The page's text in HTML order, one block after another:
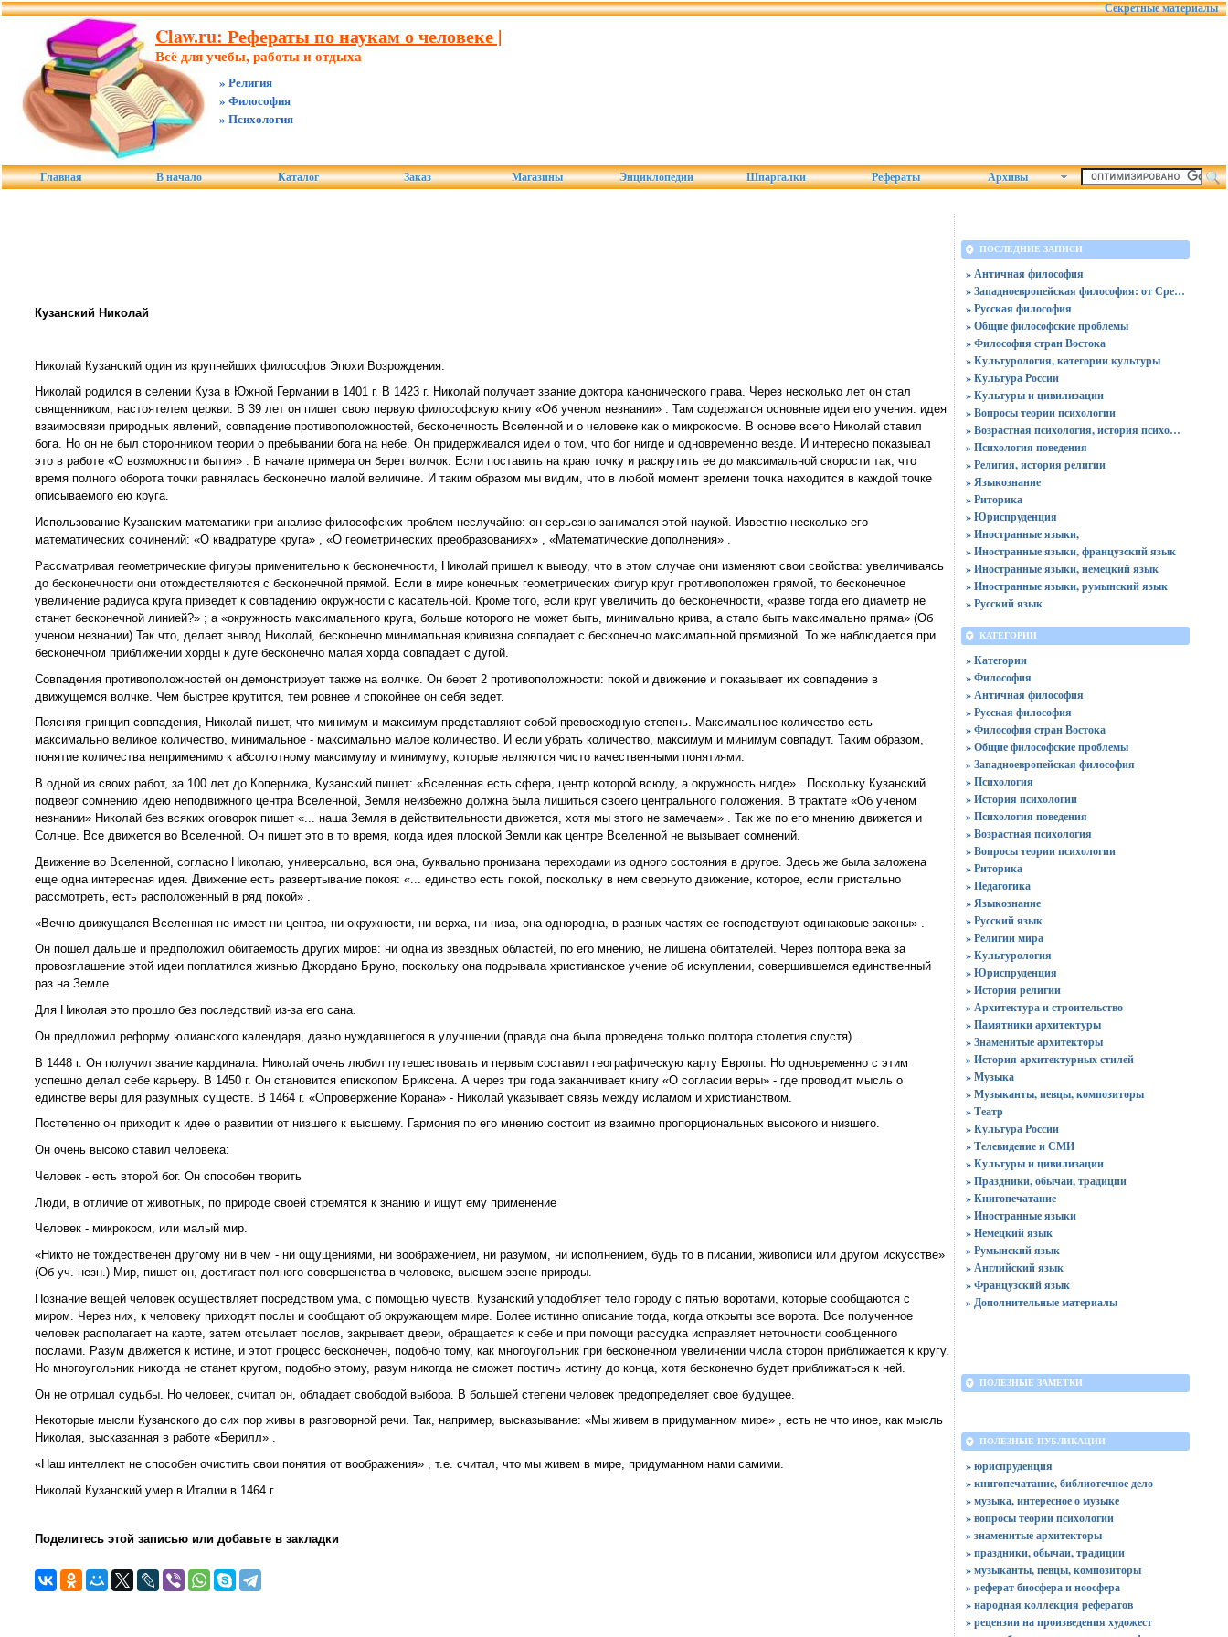
Секретные материалы
Claw.ru: Рефераты по наукам о человеке |
Всё для учебы, работы и отдыха
» Религия
» Философия
» Психология
Главная В начало Каталог Заказ Магазины Энциклопедии Шпаргалки Рефераты Архивы
Кузанский Николай
Николай Кузанский один из крупнейших философов Эпохи Возрождения.
Николай родился в селении Куза в Южной Германии в 1401 г. В 1423 г. Николай получает звание доктора канонического права. Через несколько лет он стал
священником, настоятелем церкви. В 39 лет он пишет свою первую философскую книгу «Об ученом незнании» . Там содержатся основные идеи его учения: идея
взаимосвязи природных явлений, совпадение противоположностей, бесконечность Вселенной и о человеке как о микрокосме. В основе всего Николай ставил
бога. Но он не был сторонником теории о пребывании бога на небе. Он придерживался идеи о том, что бог нигде и одновременно везде. И интересно показывал
это в работе «О возможности бытия» . В начале примера он берет волчок. Если поставить на краю точку и раскрутить ее до максимальной скорости так, что
время полного оборота точки равнялась бесконечно малой величине. И таким образом мы видим, что в любой момент времени точка находится в каждой точке
описываемого ею круга.
Использование Кузанским математики при анализе философских проблем неслучайно: он серьезно занимался этой наукой. Известно несколько его
математических сочинений: «О квадратуре круга» , «О геометрических преобразованиях» , «Математические дополнения» .
Рассматривая геометрические фигуры применительно к бесконечности, Николай пришел к выводу, что в этом случае они изменяют свои свойства: увеличиваясь
до бесконечности они отождествляются с бесконечной прямой. Если в мире конечных геометрических фигур круг противоположен прямой, то бесконечное
увеличение радиуса круга приведет к совпадению окружности с касательной. Кроме того, если круг увеличить до бесконечности, «разве тогда его диаметр не
станет бесконечной линией?» ; а «окружность максимального круга, больше которого не может быть, минимально крива, а стало быть максимально пряма» (Об
ученом незнании) Так что, делает вывод Николай, бесконечно минимальная кривизна совпадает с бесконечно максимальной прямизной. То же наблюдается при
бесконечном приближении хорды к дуге бесконечно малая хорда совпадает с дугой.
Совпадения противоположностей он демонстрирует также на волчке. Он берет 2 противоположности: покой и движение и показывает их совпадение в
движущемся волчке. Чем быстрее крутится, тем ровнее и спокойнее он себя ведет.
Поясняя принцип совпадения, Николай пишет, что минимум и максимум представляют собой превосходную степень. Максимальное количество есть
максимально великое количество, минимальное - максимально малое количество. И если убрать количество, максимум и минимум совпадут. Таким образом,
понятие количества неприменимо к абсолютному максимуму и минимуму, которые являются чисто качественными понятиями.
В одной из своих работ, за 100 лет до Коперника, Кузанский пишет: «Вселенная есть сфера, центр которой всюду, а окружность нигде» . Поскольку Кузанский
подверг сомнению идею неподвижного центра Вселенной, Земля неизбежно должна была лишиться своего центрального положения. В трактате «Об ученом
незнании» Николай без всяких оговорок пишет «... наша Земля в действительности движется, хотя мы этого не замечаем» . Так же по его мнению движется и
Солнце. Все движется во Вселенной. Он пишет это в то время, когда идея плоской Земли как центре Вселенной не вызывает сомнений.
Движение во Вселенной, согласно Николаю, универсально, вся она, буквально пронизана переходами из одного состояния в другое. Здесь же была заложена
еще одна интересная идея. Движение есть развертывание покоя: «... единство есть покой, поскольку в нем свернуто движение, которое, если пристально
рассмотреть, есть расположенный в ряд покой» .
«Вечно движущаяся Вселенная не имеет ни центра, ни окружности, ни верха, ни низа, она однородна, в разных частях ее господствуют одинаковые законы» .
Он пошел дальше и предположил обитаемость других миров: ни одна из звездных областей, по его мнению, не лишена обитателей. Через полтора века за
провозглашение этой идеи поплатился жизнью Джордано Бруно, поскольку она подрывала христианское учение об искуплении, совершившемся единственный
раз на Земле.
Для Николая это прошло без последствий из-за его сана.
Он предложил реформу юлианского календаря, давно нуждавшегося в улучшении (правда она была проведена только полтора столетия спустя) .
В 1448 г. Он получил звание кардинала. Николай очень любил путешествовать и первым составил географическую карту Европы. Но одновременно с этим
успешно делал себе карьеру. В 1450 г. Он становится епископом Бриксена. А через три года заканчивает книгу «О согласии веры» - где проводит мысль о
единстве веры для разумных существ. В 1464 г. «Опровержение Корана» - Николай указывает связь между исламом и христианством.
Постепенно он приходит к идее о развитии от низшего к высшему. Гармония по его мнению состоит из взаимно пропорциональных высокого и низшего.
Он очень высоко ставил человека:
Человек - есть второй бог. Он способен творить
Люди, в отличие от животных, по природе своей стремятся к знанию и ищут ему применение
Человек - микрокосм, или малый мир.
«Никто не тождественен другому ни в чем - ни ощущениями, ни воображением, ни разумом, ни исполнением, будь то в писании, живописи или другом искусстве»
(Об уч. незн.) Мир, пишет он, достигает полного совершенства в человеке, высшем звене природы.
Познание вещей человек осуществляет посредством ума, с помощью чувств. Кузанский уподобляет тело городу с пятью воротами, которые сообщаются с
миром. Через них, к человеку приходят послы и сообщают об окружающем мире. Более истинно описание тогда, когда открыты все ворота. Все полученное
человек располагает на карте, затем отсылает послов, закрывает двери, обращается к себе и при помощи рассудка исправляет неточности сообщенного
послами. Разум движется к истине, и этот процесс бесконечен, подобно тому, как многоугольник при бесконечном увеличении числа сторон приближается к кругу.
Но многоугольник никогда не станет кругом, подобно этому, разум никогда не сможет постичь истину до конца, хотя бесконечно будет приближаться к ней.
Он не отрицал судьбы. Но человек, считал он, обладает свободой выбора. В большей степени человек предопределяет свое будущее.
Некоторые мысли Кузанского до сих пор живы в разговорной речи. Так, например, высказывание: «Мы живем в придуманном мире» , есть не что иное, как мысль
Николая, высказанная в работе «Берилл» .
«Наш интеллект не способен очистить свои понятия от воображения» , т.е. считал, что мы живем в мире, придуманном нами самими.
Николай Кузанский умер в Италии в 1464 г.
Поделитесь этой записью или добавьте в закладки
ПОСЛЕДНИЕ ЗАПИСИ
» Античная философия
» Западноевропейская философия: от Средних веков до нашего времени
» Русская философия
» Общие философские проблемы
» Философия стран Востока
» Культурология, категории культуры
» Культура России
» Культуры и цивилизации
» Вопросы теории психологии
» Возрастная психология, история психологии
» Психология поведения
» Религия, история религии
» Языкознание
» Риторика
» Юриспруденция
» Иностранные языки,
» Иностранные языки, французский язык
» Иностранные языки, немецкий язык
» Иностранные языки, румынский язык
» Русский язык
КАТЕГОРИИ
» Категории
» Философия
» Античная философия
» Русская философия
» Философия стран Востока
» Общие философские проблемы
» Западноевропейская философия
» Психология
» История психологии
» Психология поведения
» Возрастная психология
» Вопросы теории психологии
» Риторика
» Педагогика
» Языкознание
» Русский язык
» Религии мира
» Культурология
» Юриспруденция
» История религии
» Архитектура и строительство
» Памятники архитектуры
» Знаменитые архитекторы
» История архитектурных стилей
» Музыка
» Музыканты, певцы, композиторы
» Театр
» Культура России
» Телевидение и СМИ
» Культуры и цивилизации
» Праздники, обычаи, традиции
» Книгопечатание
» Иностранные языки
» Немецкий язык
» Румынский язык
» Английский язык
» Французский язык
» Дополнительные материалы
ПОЛЕЗНЫЕ ЗАМЕТКИ
ПОЛЕЗНЫЕ ПУБЛИКАЦИИ
» юриспруденция
» книгопечатание, библиотечное дело
» музыка, интересное о музыке
» вопросы теории психологии
» знаменитые архитекторы
» праздники, обычаи, традиции
» музыканты, певцы, композиторы
» реферат биосфера и ноосфера
» народная коллекция рефератов
» рецензии на произведения художест